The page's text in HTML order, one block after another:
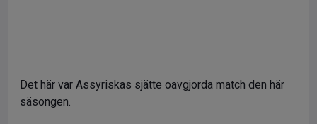
Det här var Assyriskas sjätte oavgjorda match den här
säsongen.